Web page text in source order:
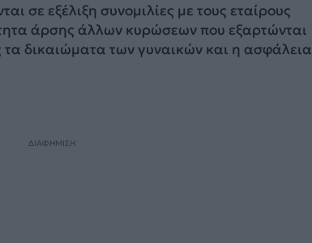
σε εξέλιξη συνομιλίες με τους εταίρους
άρσης άλλων κυρώσεων που εξαρτώνται
δικαιώματα των γυναικών και η ασφάλεια
ΔΙΑΦΗΜΙΣΗ